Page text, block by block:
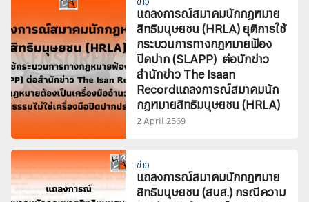
ข่าว
แถลงการณ์สมาคมนักกฎหมาย
สิทธิมนุษยชน (HRLA) ยุติการใช้
กระบวนการทางกฎหมายฟ้อง
ปิดปาก (SLAPP) ต่อนักข่าว
สำนักข่าว The Isaan
Recordแถลงการณ์สมาคมนัก
กฎหมายสิทธิมนุษยชน (HRLA)
2 April 2569
ข่าว
แถลงการณ์สมาคมนักกฎหมาย
สิทธิมนุษยชน (สนส.) กรณีความ